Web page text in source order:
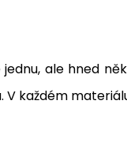
ale hned
každém